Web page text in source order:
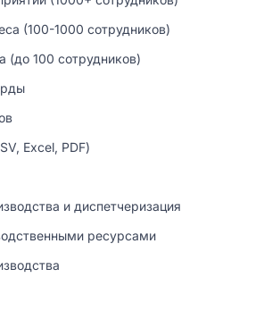
(100-1000 сотрудников)
(до 100 сотрудников)
Excel, PDF)
и диспетчеризация
ресурсами